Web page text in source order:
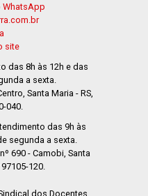
WhatsApp
site
das 8h às 12h e das
a sexta.
Santa Maria - RS,
040.
das 9h às
segunda a sexta.
690 - Camobi, Santa
120.
dos Docentes